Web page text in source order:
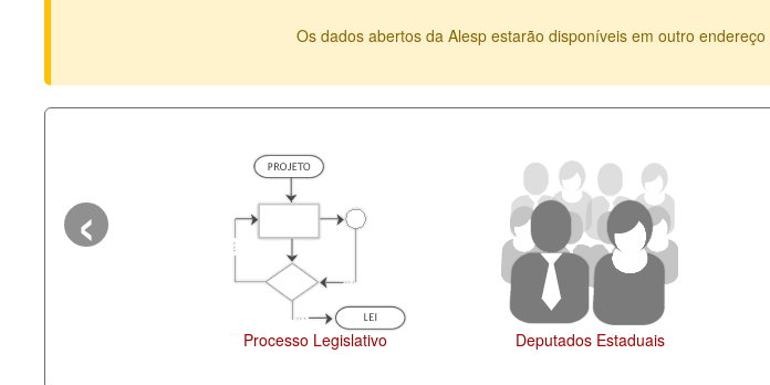
Os dados abertos da Alesp estarão disponíveis em outro endereço
Deputados Estaduais Administração
‹